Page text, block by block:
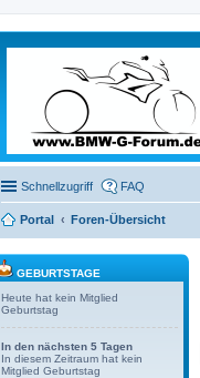
Schnellzugriff FAQ
Portal Foren-Übersicht
GEBURTSTAGE
Heute hat kein Mitglied
Geburtstag
In den nächsten 5 Tagen
In diesem Zeitraum hat kein
Mitglied Geburtstag